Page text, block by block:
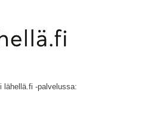
lähellä.fi -palvelussa: